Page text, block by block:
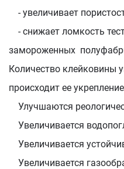
- увеличивает
- снижает ломкость
замороженных
Количество клейковины
происходит ее
Улучшаются
Увеличивается
Увеличивается
Увеличивается